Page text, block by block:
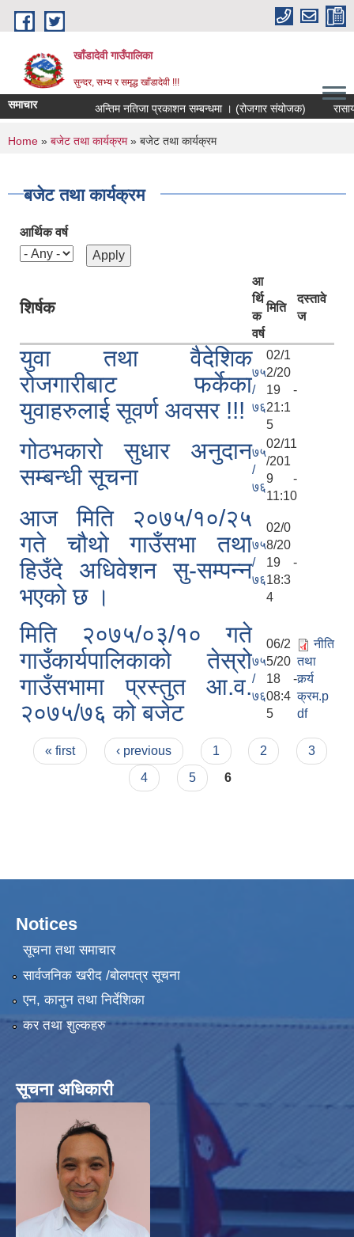
Skip to main content
खाँडादेवी गाउँपालिका
सुन्दर, सभ्य र समृद्ध खाँडादेवी !!!
समाचार अन्तिम नतिजा प्रकाशन सम्बन्धमा । (रोजगार संयोजक)
You are here
Home » बजेट तथा कार्यक्रम» बजेट तथा कार्यक्रम
बजेट तथा कार्यक्रम
आर्थिक वर्ष
शिर्षक
आ
र्थि
क
वर्ष
मिति
दस्तावे
ज
युवा तथा वैदेशिक
रोजगारीबाट फर्केका
युवाहरुलाई सूवर्ण अवसर !!!
७५
/
७६
02/1
2/20
19 -
21:1
5
गोठभकारो सुधार अनुदान
सम्बन्धी सूचना
७५
/
७६
02/11
/201
9 -
11:10
आज मिति २०७५/१०/२५
गते चौथो गाउँसभा तथा
हिउँदे अधिवेशन सु-सम्पन्न
भएको छ ।
७५
/
७६
02/0
8/20
19 -
18:3
4
मिति २०७५/०३/१० गते
गाउँकार्यपालिकाको तेस्रो
गाउँसभामा प्रस्तुत आ.व.
२०७५/७६ को बजेट
७५
/
७६
06/2
5/20
18 -
08:4
5
नीति
तथा
कर्र्य
क्रम.p
df
Pages
« first ‹ previous 1 2
3
4
5 6
Notices
सूचना तथा समाचार
सार्वजनिक खरीद /बोलपत्र सूचना
एन, कानुन तथा निर्देशिका
कर तथा शुल्कहरु
सूचना अधिकारी